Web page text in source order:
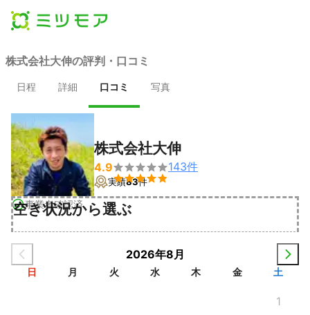
株式会社大伸の評判・口コミ
日程 詳細 口コミ 写真
事業者確認済
株式会社大伸
4.9

143件
実績83件
空き状況から選ぶ
2026年8月
日 月 火 水 木 金 土
1